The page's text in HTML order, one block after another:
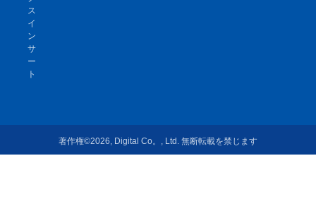
ス
イ
ン
サ
ー
ト
著作権©2026, Digital Co。, Ltd. 無断転載を禁じます